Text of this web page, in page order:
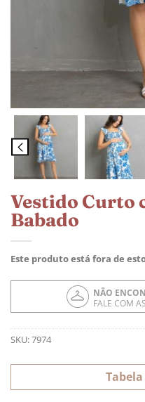
Vestido Curto
Babado
Este produto está fora de
NÃO
FALE COM
SKU:7974